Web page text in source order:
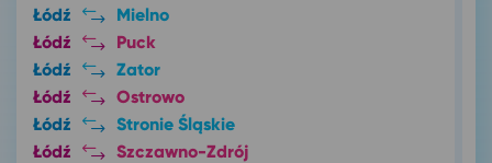
Łódź
Mielno
Łódź
Puck
Łódź
Zator
Łódź
Ostrowo
Łódź
Stronie Śląskie
Łódź
Szczawno-Zdrój